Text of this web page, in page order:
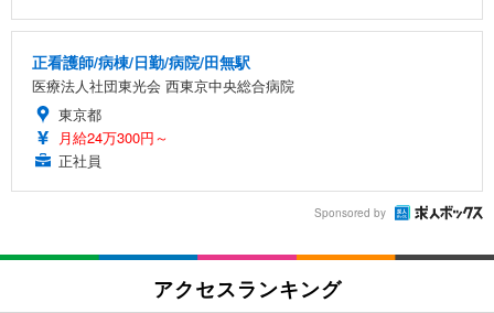
正看護師/病棟/日勤/病院/田無駅
医療法人社団東光会 西東京中央総合病院
東京都
月給24万300円～
正社員
Sponsored by
アクセスランキング